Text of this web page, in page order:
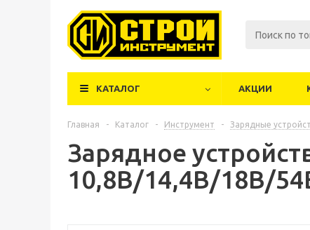
КАТАЛОГ АКЦИИ
Главная - Каталог - Инструмент - Зарядные
Зарядное
10,8В/14,4В/18В/